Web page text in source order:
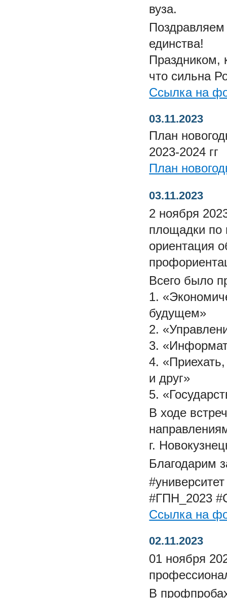
вуза.
единства!
Праздником,
что сильна
Ссылка на
03.11.2023
План
2023-2024 гг
План
03.11.2023
2 ноября
площадки по
ориентация
Всего было
1.
будущем»
2.
3.
4.
и друг»
5.
В ходе
г.
Благодарим
#университет
#ГПН_2023
Ссылка на
02.11.2023
01 ноября
В